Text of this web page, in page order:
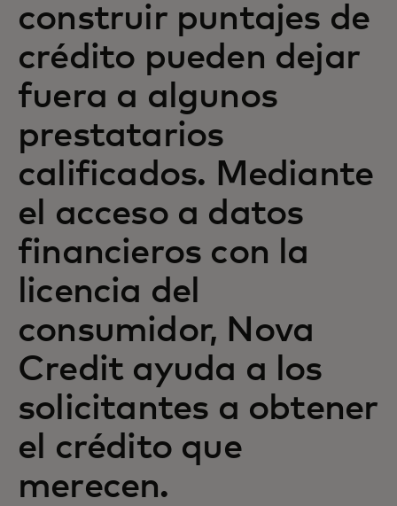
construir puntajes de
crédito pueden dejar
fuera a algunos
prestatarios
calificados. Mediante
el acceso a datos
financieros con la
licencia del
consumidor, Nova
Credit ayuda a los
solicitantes a obtener
el crédito que
merecen.